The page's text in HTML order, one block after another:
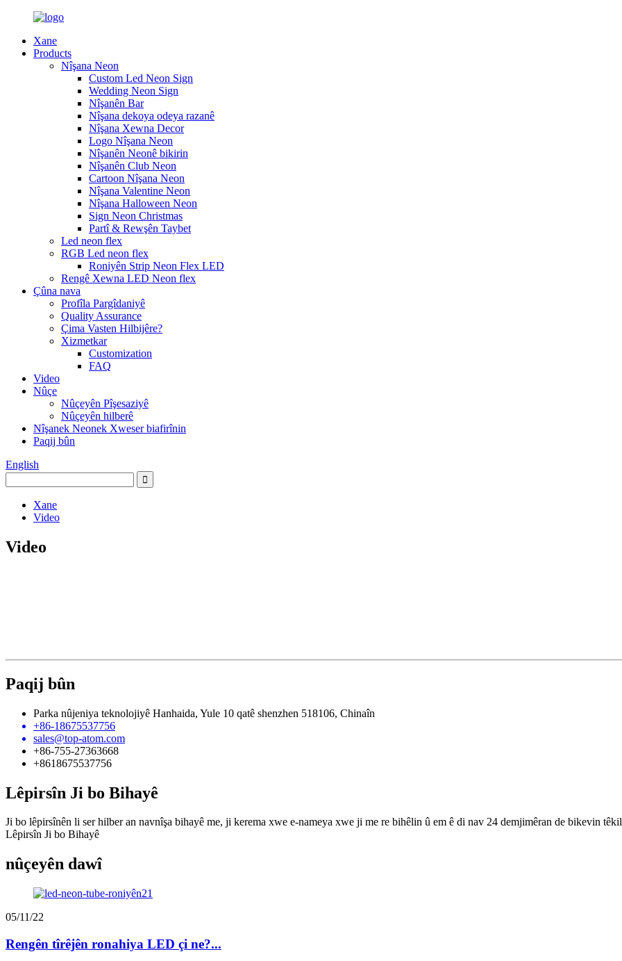
Xane
Products
Nîşana Neon
Custom Led Neon Sign
Wedding Neon Sign
Nîşanên Bar
Nîşana dekoya odeya razanê
Nîşana Xewna Decor
Logo Nîşana Neon
Nîşanên Neonê bikirin
Nîşanên Club Neon
Cartoon Nîşana Neon
Nîşana Valentine Neon
Nîşana Halloween Neon
Sign Neon Christmas
Partî & Rewşên Taybet
Led neon flex
RGB Led neon flex
Roniyên Strip Neon Flex LED
Rengê Xewna LED Neon flex
Çûna nava
Profîla Pargîdaniyê
Quality Assurance
Çima Vasten Hilbijêre?
Xizmetkar
Customization
FAQ
Video
Nûçe
Nûçeyên Pîşesaziyê
Nûçeyên hilberê
Nîşanek Neonek Xweser biafirînin
Paqij bûn
English
Xane
Video
Video
Paqij bûn
Parka nûjeniya teknolojiyê Hanhaida, Yule 10 qatê shenzhen 518106, Chinaîn
+86-18675537756
sales@top-atom.com
+86-755-27363668
+8618675537756
Lêpirsîn Ji bo Bihayê
Ji bo lêpirsînên li ser hilber an navnîşa bihayê me, ji kerema xwe e-nameya xwe ji me re bihêlin û em ê di nav 24 demjimêran de bikevin
Lêpirsîn Ji bo Bihayê
nûçeyên dawî
05/11/22
Rengên tîrêjên ronahiya LED çi ne?...